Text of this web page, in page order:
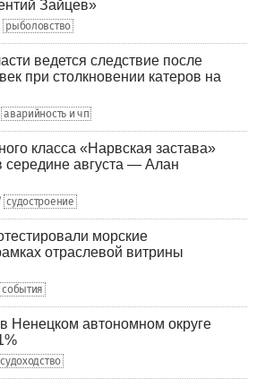
Зайцев»
рыболовство
ведется следствие после
при столкновении катеров на
аварийность и чп
класса «Нарвская застава»
середине августа — Алан
судостроение
морские
отраслевой витрины
события
Ненецком автономном округе
судоходство